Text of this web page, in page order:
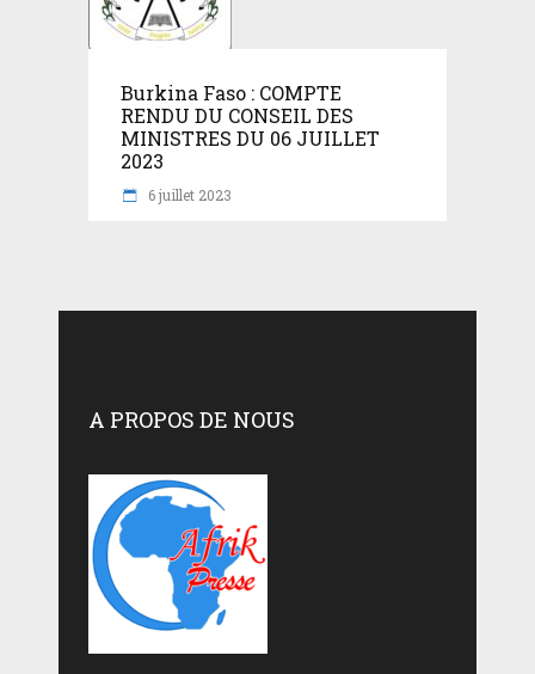
Burkina Faso : COMPTE
RENDU DU CONSEIL DES
MINISTRES DU 06 JUILLET
2023
6 juillet 2023
A PROPOS DE NOUS